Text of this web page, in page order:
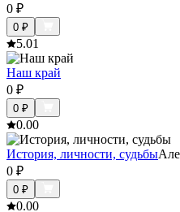
0 ₽
0 ₽
5.01
Наш край
0 ₽
0 ₽
0.00
История, личности, судьбы
0 ₽
0 ₽
0.00